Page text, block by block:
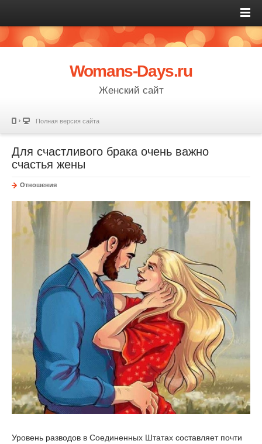
Womans-Days.ru
Женский сайт
Полная версия сайта
Для счастливого брака очень важно
счастья жены
Отношения
Уровень разводов в Соединенных Штатах составляет почти